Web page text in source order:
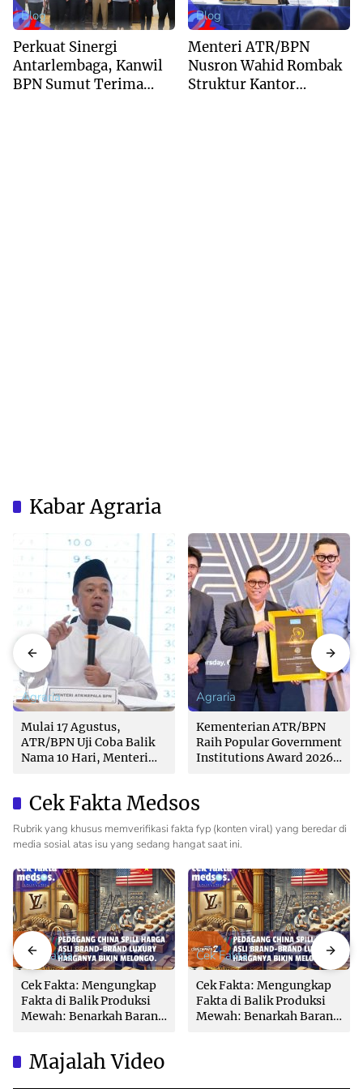
Blog
Perkuat Sinergi
Antarlembaga, Kanwil
BPN Sumut Terima
Blog
Menteri ATR/BPN
Nusron Wahid Rombak
Struktur Kantor
Kabar Agraria
Agraria
Mulai 17 Agustus,
ATR/BPN Uji Coba Balik
Nama 10 Hari, Menteri
Agraria
Kementerian ATR/BPN
Raih Popular Government
Institutions Award 2026
Cek Fakta Medsos
Rubrik yang khusus memverifikasi fakta fyp (konten viral) yang beredar di
media sosial atas isu yang sedang hangat saat ini.
Cek Fakta
Cek Fakta: Mengungkap
Fakta di Balik Produksi
Mewah: Benarkah Barang
Cek Fakta
Cek Fakta: Mengungkap
Fakta di Balik Produksi
Mewah: Benarkah Barang
Majalah Video